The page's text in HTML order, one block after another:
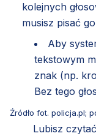
kolejnych
musisz pisać
Aby
tekstowym
znak (np.
Bez tego
Źródło fot. policja.pl;
Lubisz